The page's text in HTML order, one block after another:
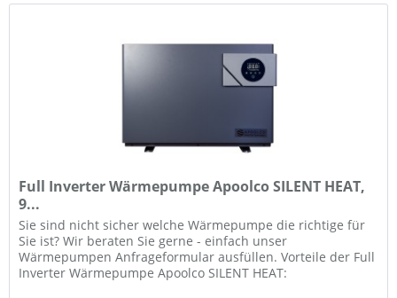
Full Inverter Wärmepumpe Apoolco SILENT HEAT,
9...
Sie sind nicht sicher welche Wärmepumpe die richtige für
Sie ist? Wir beraten Sie gerne - einfach unser
Wärmepumpen Anfrageformular ausfüllen. Vorteile der Full
Inverter Wärmepumpe Apoolco SILENT HEAT: